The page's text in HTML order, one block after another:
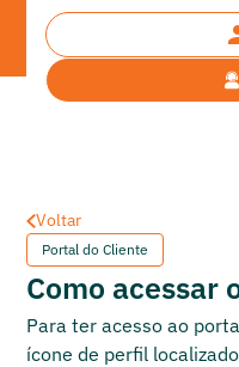
Voltar
Portal do Cliente
Como acessar
Para ter acesso ao
ícone de perfil